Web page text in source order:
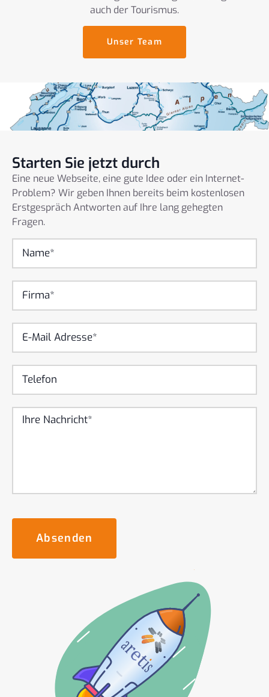
auch der Tourismus.
Unser Team
Starten Sie jetzt durch
Eine neue Webseite, eine gute Idee oder ein Internet-
Problem? Wir geben Ihnen bereits beim kostenlosen
Erstgespräch Antworten auf Ihre lang gehegten
Fragen.
Absenden